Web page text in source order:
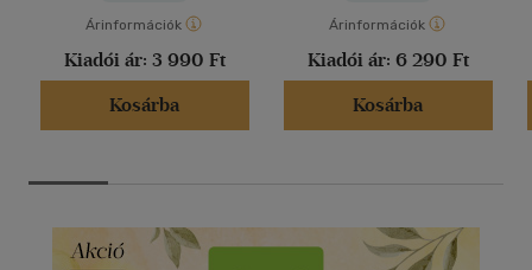
Árinformációk
Kiadói ár: 3 990 Ft
Kosárba
Árinformációk
Kiadói ár: 6 290 Ft
Kosárba